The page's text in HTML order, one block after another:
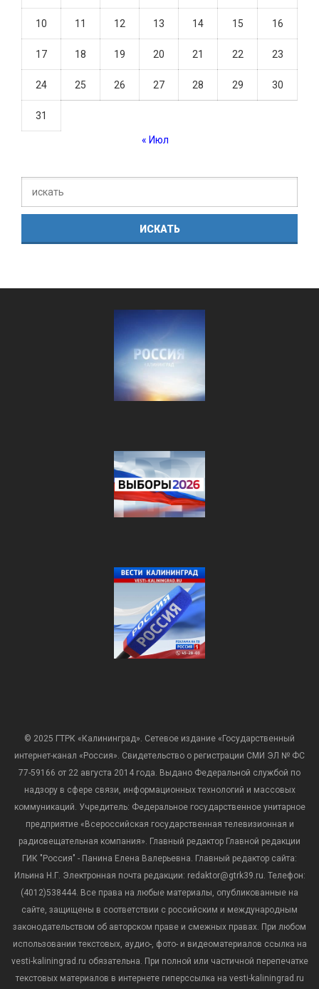
10 11 12 13 14 15 16
17 18 19 20 21 22 23
24 25 26 27 28 29 30
31
« Июл
© 2025 ГТРК «Калининград». Сетевое издание «Государственный
интернет-канал «Россия». Свидетельство о регистрации СМИ ЭЛ № ФС
77-59166 от 22 августа 2014 года. Выдано Федеральной службой по
надзору в сфере связи, информационных технологий и массовых
коммуникаций. Учредитель: Федеральное государственное унитарное
предприятие «Всероссийская государственная телевизионная и
радиовещательная компания». Главный редактор Главной редакции
ГИК "Россия" - Панина Елена Валерьевна. Главный редактор сайта:
Ильина Н.Г. Электронная почта редакции: redaktor@gtrk39.ru. Телефон:
(4012)538444. Все права на любые материалы, опубликованные на
сайте, защищены в соответствии с российским и международным
законодательством об авторском праве и смежных правах. При любом
использовании текстовых, аудио-, фото- и видеоматериалов ссылка на
vesti-kaliningrad.ru обязательна. При полной или частичной перепечатке
текстовых материалов в интернете гиперссылка на vesti-kaliningrad.ru